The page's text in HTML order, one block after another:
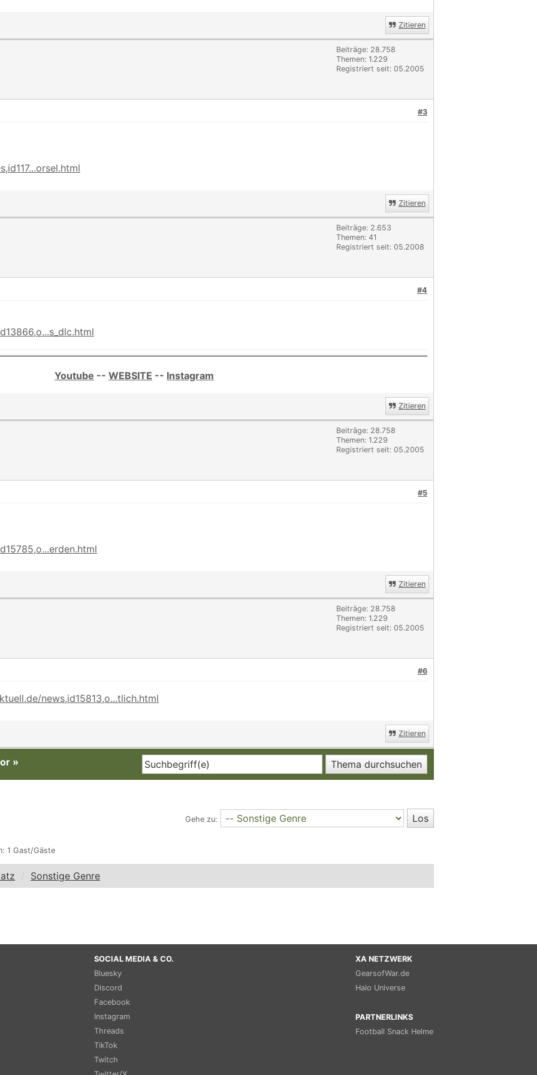
Zitieren
Beiträge: 28.758
Themen: 1.229
Registriert seit: 05.2005
#3
Zitieren
Beiträge: 2.653
Themen: 41
Registriert seit: 05.2008
#4
Youtube -- WEBSITE -- Instagram
Zitieren
Beiträge: 28.758
Themen: 1.229
Registriert seit: 05.2005
#5
Zitieren
Beiträge: 28.758
Themen: 1.229
Registriert seit: 05.2005
#6
news,id15813,o...tlich.html
Zitieren
»
Gehe zu:
1 Gast/Gäste
Sonstige Genre
SOCIAL MEDIA & CO.
Bluesky
Discord
Facebook
Instagram
Threads
TikTok
Twitch
XA NETZWERK
GearsofWar.de
Halo Universe
PARTNERLINKS
Football Snack Helme